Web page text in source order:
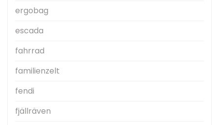
ergobag
escada
fahrrad
familienzelt
fendi
fjällräven